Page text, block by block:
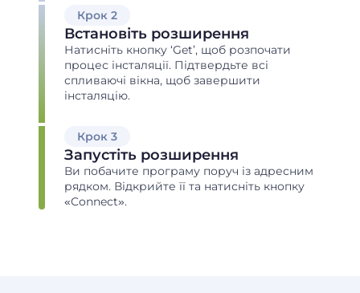
Крок 2
Встановіть розширення
Натисніть кнопку ‘Get’, щоб розпочати
процес інсталяції. Підтвердьте всі
спливаючі вікна, щоб завершити
інсталяцію.
Крок 3
Запустіть розширення
Ви побачите програму поруч із адресним
рядком. Відкрийте її та натисніть кнопку
«Connect».